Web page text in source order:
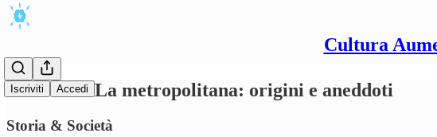
Cultura
Iscriviti Accedi
#44/2023 - La metropolitana: origini e aneddoti
Storia & Società